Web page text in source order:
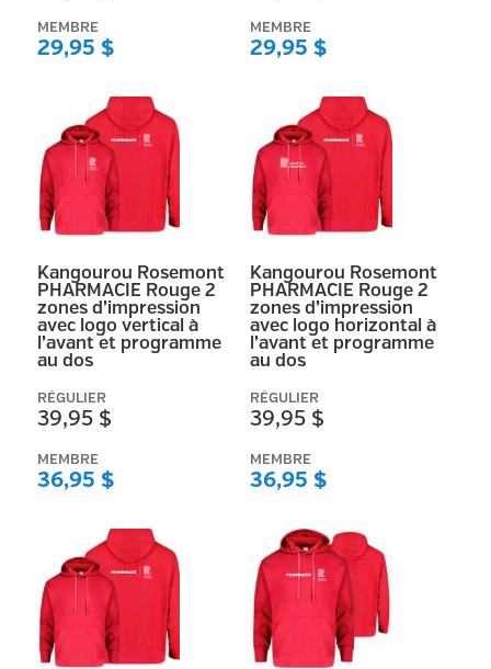
MEMBRE
29,95 $
MEMBRE
29,95 $
Kangourou Rosemont
PHARMACIE Rouge 2
zones d’impression
avec logo vertical à
l’avant et programme
au dos
RÉGULIER
39,95 $
MEMBRE
36,95 $
Kangourou Rosemont
PHARMACIE Rouge 2
zones d’impression
avec logo horizontal à
l’avant et programme
au dos
RÉGULIER
39,95 $
MEMBRE
36,95 $